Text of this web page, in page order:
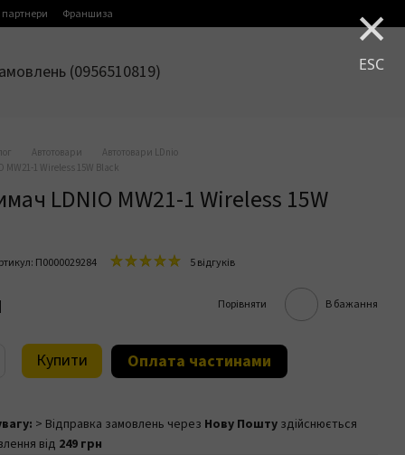
×
ESC
Франшиза
(0956510819)
Автотовари
Автотовари LDnio
1 Wireless 15W Black
LDNIO MW21-1 Wireless 15W
П0000029284 5 відгуків
Порівняти В бажання
Купити Оплата частинами
> Відправка замовлень через Нову Пошту здійснюється
від 249 грн